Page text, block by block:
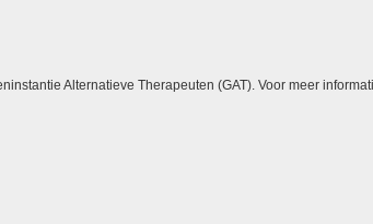
Alternatieve Therapeuten (GAT). Voor meer